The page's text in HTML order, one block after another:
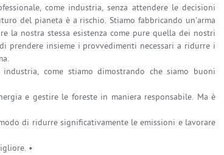
come industria, senza attendere le decisioni
del pianeta è a rischio. Stiamo fabbricando un'arma
la nostra stessa esistenza come pure quella dei nostri
insieme i provvedimenti necessari a ridurre i
come stiamo dimostrando che siamo buoni
e gestire le foreste in maniera responsabile. Ma è
di ridurre significativamente le emissioni e lavorare
•